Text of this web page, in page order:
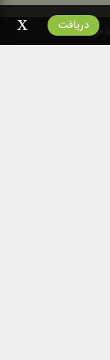
ایران است
دریافت x